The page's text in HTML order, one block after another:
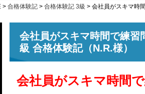
> 合格体験記 > 合格体験記 3級 > 会社員がスキマ時
会社員がスキマ時間で練習
級 合格体験記（N.R.様）
会社員がスキマ時間